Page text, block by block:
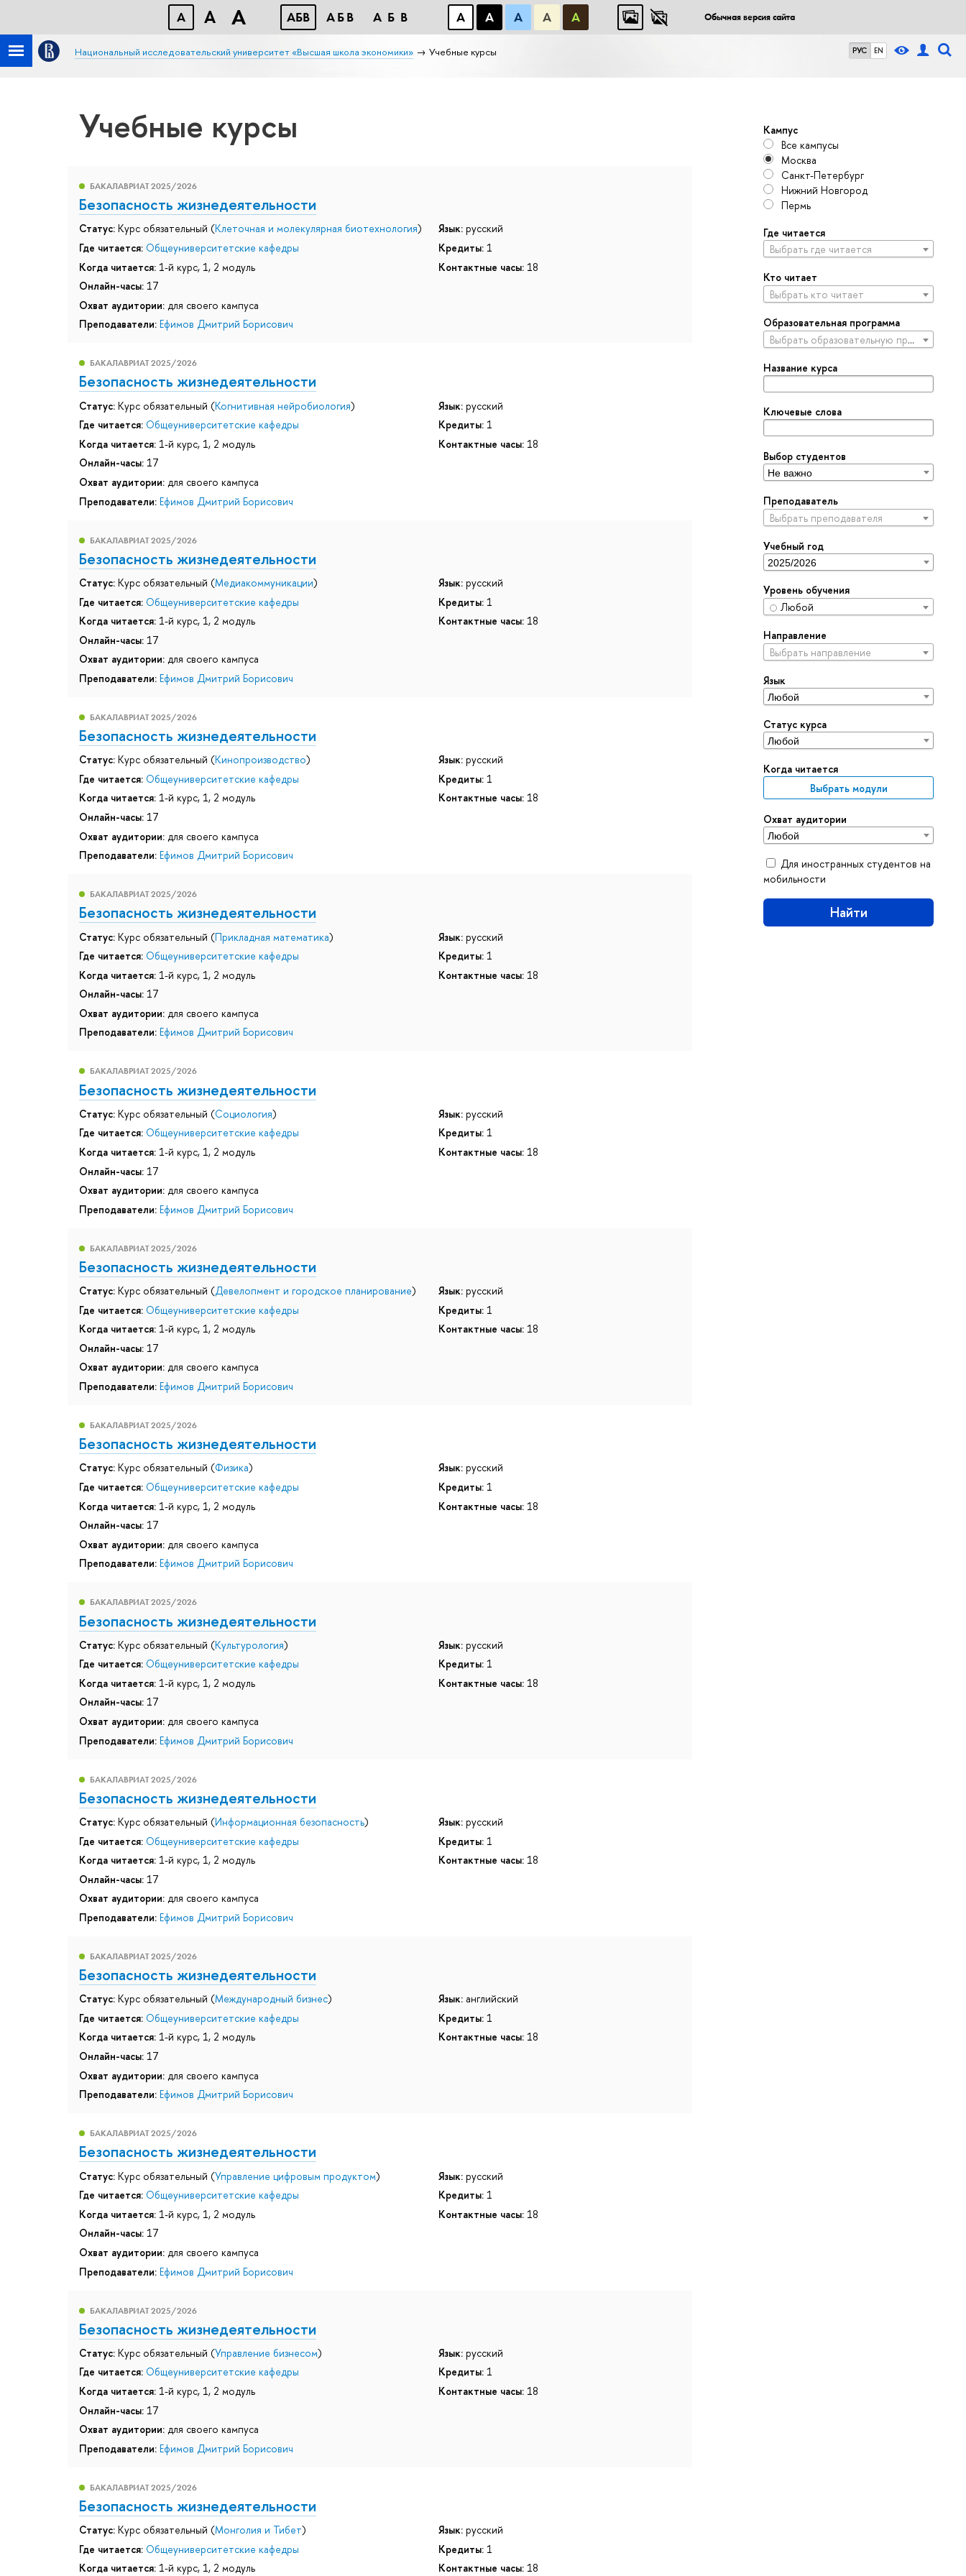
A A A АБB АБB АБB А А А А А Обычная версия сайта
РУС EN
Национальный исследовательский университет «Высшая школа экономики» Учебные курсы
Кампус
Все кампусы
Москва
Санкт-Петербург
Нижний Новгород
Пермь
Где читается
Выбрать где читается
Кто читает
Выбрать кто читает
Образовательная программа
Выбрать образовательную программу
Название курса
Ключевые слова
Выбор студентов
Преподаватель
Выбрать преподавателя
Учебный год
Уровень обучения
Любой
Направление
Выбрать направление
Язык
Статус курса
Когда читается
Выбрать модули
Охват аудитории
Для иностранных студентов на
мобильности
Найти
Учебные курсы
БАКАЛАВРИАТ 2025/2026
Безопасность жизнедеятельности
Статус: Курс обязательный (Клеточная и молекулярная биотехнология)
Где читается: Общеуниверситетские кафедры
Когда читается: 1-й курс, 1, 2 модуль
Онлайн-часы: 17
Охват аудитории: для своего кампуса
Преподаватели: Ефимов Дмитрий Борисович
Язык: русский
Кредиты: 1
Контактные часы: 18
БАКАЛАВРИАТ 2025/2026
Безопасность жизнедеятельности
Статус: Курс обязательный (Когнитивная нейробиология)
Где читается: Общеуниверситетские кафедры
Когда читается: 1-й курс, 1, 2 модуль
Онлайн-часы: 17
Охват аудитории: для своего кампуса
Преподаватели: Ефимов Дмитрий Борисович
Язык: русский
Кредиты: 1
Контактные часы: 18
БАКАЛАВРИАТ 2025/2026
Безопасность жизнедеятельности
Статус: Курс обязательный (Медиакоммуникации)
Где читается: Общеуниверситетские кафедры
Когда читается: 1-й курс, 1, 2 модуль
Онлайн-часы: 17
Охват аудитории: для своего кампуса
Преподаватели: Ефимов Дмитрий Борисович
Язык: русский
Кредиты: 1
Контактные часы: 18
БАКАЛАВРИАТ 2025/2026
Безопасность жизнедеятельности
Статус: Курс обязательный (Кинопроизводство)
Где читается: Общеуниверситетские кафедры
Когда читается: 1-й курс, 1, 2 модуль
Онлайн-часы: 17
Охват аудитории: для своего кампуса
Преподаватели: Ефимов Дмитрий Борисович
Язык: русский
Кредиты: 1
Контактные часы: 18
БАКАЛАВРИАТ 2025/2026
Безопасность жизнедеятельности
Статус: Курс обязательный (Прикладная математика)
Где читается: Общеуниверситетские кафедры
Когда читается: 1-й курс, 1, 2 модуль
Онлайн-часы: 17
Охват аудитории: для своего кампуса
Преподаватели: Ефимов Дмитрий Борисович
Язык: русский
Кредиты: 1
Контактные часы: 18
БАКАЛАВРИАТ 2025/2026
Безопасность жизнедеятельности
Статус: Курс обязательный (Социология)
Где читается: Общеуниверситетские кафедры
Когда читается: 1-й курс, 1, 2 модуль
Онлайн-часы: 17
Охват аудитории: для своего кампуса
Преподаватели: Ефимов Дмитрий Борисович
Язык: русский
Кредиты: 1
Контактные часы: 18
БАКАЛАВРИАТ 2025/2026
Безопасность жизнедеятельности
Статус: Курс обязательный (Девелопмент и городское планирование)
Где читается: Общеуниверситетские кафедры
Когда читается: 1-й курс, 1, 2 модуль
Онлайн-часы: 17
Охват аудитории: для своего кампуса
Преподаватели: Ефимов Дмитрий Борисович
Язык: русский
Кредиты: 1
Контактные часы: 18
БАКАЛАВРИАТ 2025/2026
Безопасность жизнедеятельности
Статус: Курс обязательный (Физика)
Где читается: Общеуниверситетские кафедры
Когда читается: 1-й курс, 1, 2 модуль
Онлайн-часы: 17
Охват аудитории: для своего кампуса
Преподаватели: Ефимов Дмитрий Борисович
Язык: русский
Кредиты: 1
Контактные часы: 18
БАКАЛАВРИАТ 2025/2026
Безопасность жизнедеятельности
Статус: Курс обязательный (Культурология)
Где читается: Общеуниверситетские кафедры
Когда читается: 1-й курс, 1, 2 модуль
Онлайн-часы: 17
Охват аудитории: для своего кампуса
Преподаватели: Ефимов Дмитрий Борисович
Язык: русский
Кредиты: 1
Контактные часы: 18
БАКАЛАВРИАТ 2025/2026
Безопасность жизнедеятельности
Статус: Курс обязательный (Информационная безопасность)
Где читается: Общеуниверситетские кафедры
Когда читается: 1-й курс, 1, 2 модуль
Онлайн-часы: 17
Охват аудитории: для своего кампуса
Преподаватели: Ефимов Дмитрий Борисович
Язык: русский
Кредиты: 1
Контактные часы: 18
БАКАЛАВРИАТ 2025/2026
Безопасность жизнедеятельности
Статус: Курс обязательный (Международный бизнес)
Где читается: Общеуниверситетские кафедры
Когда читается: 1-й курс, 1, 2 модуль
Онлайн-часы: 17
Охват аудитории: для своего кампуса
Преподаватели: Ефимов Дмитрий Борисович
Язык: английский
Кредиты: 1
Контактные часы: 18
БАКАЛАВРИАТ 2025/2026
Безопасность жизнедеятельности
Статус: Курс обязательный (Управление цифровым продуктом)
Где читается: Общеуниверситетские кафедры
Когда читается: 1-й курс, 1, 2 модуль
Онлайн-часы: 17
Охват аудитории: для своего кампуса
Преподаватели: Ефимов Дмитрий Борисович
Язык: русский
Кредиты: 1
Контактные часы: 18
БАКАЛАВРИАТ 2025/2026
Безопасность жизнедеятельности
Статус: Курс обязательный (Управление бизнесом)
Где читается: Общеуниверситетские кафедры
Когда читается: 1-й курс, 1, 2 модуль
Онлайн-часы: 17
Охват аудитории: для своего кампуса
Преподаватели: Ефимов Дмитрий Борисович
Язык: русский
Кредиты: 1
Контактные часы: 18
БАКАЛАВРИАТ 2025/2026
Безопасность жизнедеятельности
Статус: Курс обязательный (Монголия и Тибет)
Где читается: Общеуниверситетские кафедры
Когда читается: 1-й курс, 1, 2 модуль
Язык: русский
Кредиты: 1
Контактные часы: 18